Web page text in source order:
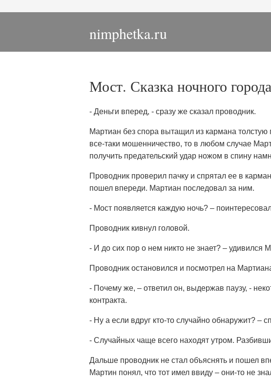
nimphetka.ru
Мост. Сказка ночного города
- Деньги вперед, - сразу же сказал проводник.
Мартиан без спора вытащил из кармана толстую
все-таки мошенничество, то в любом случае
получить предательский удар ножом в спину
Проводник проверил пачку и спрятал ее в
пошел впереди. Мартиан последовал за ним.
- Мост появляется каждую ночь? –
Проводник кивнул головой.
- И до сих пор о нем никто не знает? – удивился
Проводник остановился и посмотрел на
- Почему же, – ответил он, выдержав паузу, -
контракта.
- Ну а если вдруг кто-то случайно обнаружит? –
- Случайных чаще всего находят утром.
Дальше проводник не стал объяснять и пошел
Мартин понял, что тот имел ввиду – они-то не